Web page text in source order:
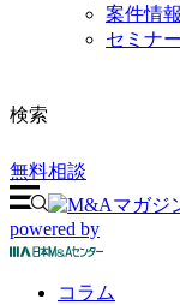
案件情報
セミナ
検索
無料相談
powered by
コラム